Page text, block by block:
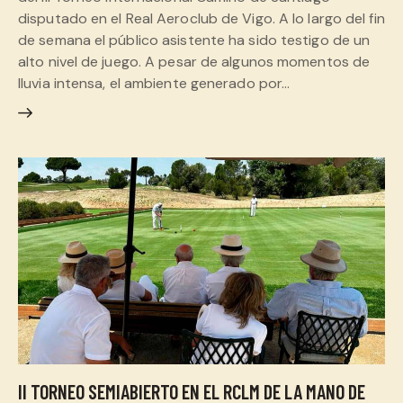
disputado en el Real Aeroclub de Vigo. A lo largo del fin
de semana el público asistente ha sido testigo de un
alto nivel de juego. A pesar de algunos momentos de
lluvia intensa, el ambiente generado por…
II TORNEO SEMIABIERTO EN EL RCLM DE LA MANO DE